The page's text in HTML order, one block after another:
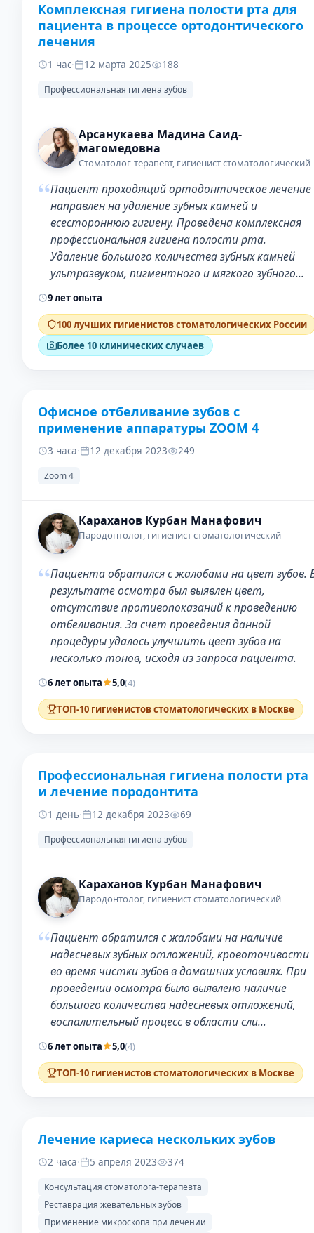
ДО ПОСЛЕ
Комплексная гигиена полости рта для
пациента в процессе ортодонтического
лечения
1 час· 12 марта 2025 188
Профессиональная гигиена зубов
Арсанукаева Мадина Саид-
магомедовна
Стоматолог-терапевт, гигиенист стоматологический
“Пациент проходящий ортодонтическое лечение
направлен на удаление зубных камней и
всестороннюю гигиену. Проведена комплексная
профессиональная гигиена полости рта.
Удаление большого количества зубных камней
ультразвуком, пигментного и мягкого зубного…
9 лет опыта
100 лучших гигиенистов стоматологических России
Более 10 клинических случаев
ДО
Офисное отбеливание зубов с
применение аппаратуры ZOOM 4
3 часа· 12 декабря 2023 249
Zoom 4
Караханов Курбан Манафович
Пародонтолог, гигиенист стоматологический
“Пациента обратился с жалобами на цвет зубов.
результате осмотра был выявлен цвет,
отсутствие противопоказаний к проведению
отбеливания. За счет проведения данной
процедуры удалось улучшить цвет зубов на
несколько тонов, исходя из запроса пациента.
6 лет опыта 5,0(4)
ТОП-10 гигиенистов стоматологических в Москве
ДО ПОСЛЕ
Профессиональная гигиена полости рта
и лечение породонтита
1 день· 12 декабря 2023 69
Профессиональная гигиена зубов
Караханов Курбан Манафович
Пародонтолог, гигиенист стоматологический
“Пациент обратился с жалобами на наличие
надесневых зубных отложений, кровоточивости
во время чистки зубов в домашних условиях. При
проведении осмотра было выявлено наличие
большого количества надесневых отложений,
воспалительный процесс в области сли…
6 лет опыта 5,0(4)
ТОП-10 гигиенистов стоматологических в Москве
ДО
Лечение кариеса нескольких зубов
2 часа· 5 апреля 2023 374
Консультация стоматолога-терапевта
Реставрация жевательных зубов
Применение микроскопа при лечении